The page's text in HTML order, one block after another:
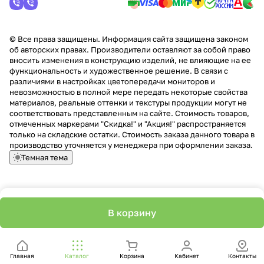
В корзину
Главная Каталог Корзина Кабинет Контакты
© Все права защищены. Информация сайта защищена законом
об авторских правах. Производители оставляют за собой право
вносить изменения в конструкцию изделий, не влияющие на ее
функциональность и художественное решение. В связи с
различиями в настройках цветопередачи мониторов и
невозможностью в полной мере передать некоторые свойства
материалов, реальные оттенки и текстуры продукции могут не
соответствовать представленным на сайте. Стоимость товаров,
отмеченных маркерами "Скидка!" и "Акция!" распространяется
только на складские остатки. Стоимость заказа данного товара в
производство уточняется у менеджера при оформлении заказа.
Темная тема